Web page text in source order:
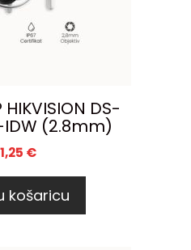
HIKVISION DS-
IDW (2.8mm)
€
košaricu